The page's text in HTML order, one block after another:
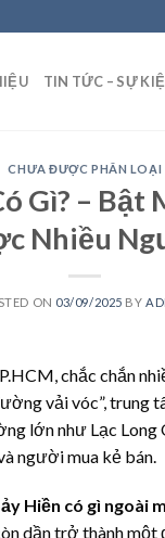
TIN TỨC – SỰ
CHƯA ĐƯỢC PHÂN LOẠI
Gì? – Bật
Nhiều
ON 03/09/2025 BY
chắc chắn
vải vóc”, trung
lớn như Lạc Long
người mua kẻ bán.
Hiền có gì ngoài
dần trở thành